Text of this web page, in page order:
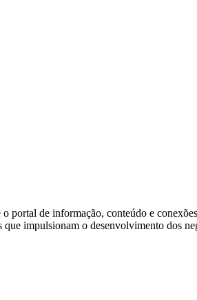
portal de informação, conteúdo e
que impulsionam o desenvolvimento dos